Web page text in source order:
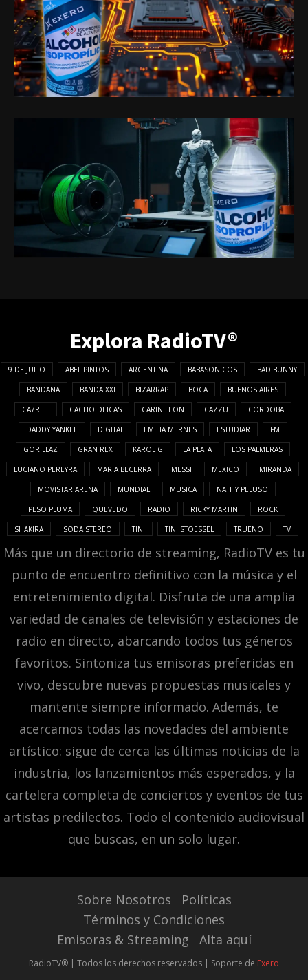
Explora RadioTV®
9 DE JULIO ABEL PINTOS ARGENTINA BABASONICOS BAD BUNNY
BANDANA BANDA XXI BIZARRAP BOCA BUENOS AIRES
CA7RIEL CACHO DEICAS CARIN LEON CAZZU CORDOBA
DADDY YANKEE DIGITAL EMILIA MERNES ESTUDIAR FM
GORILLAZ GRAN REX KAROL G LA PLATA LOS PALMERAS
LUCIANO PEREYRA MARIA BECERRA MESSI MEXICO MIRANDA
MOVISTAR ARENA MUNDIAL MUSICA NATHY PELUSO
PESO PLUMA QUEVEDO RADIO RICKY MARTIN ROCK
SHAKIRA SODA STEREO TINI TINI STOESSEL TRUENO TV
Más que un directorio de streaming, RadioTV es tu
punto de encuentro definitivo con la música y el
entretenimiento digital. Disfruta de una amplia
variedad de canales de televisión y estaciones de
radio en directo, abarcando todos tus géneros
favoritos. Sintoniza tus emisoras preferidas en
vivo, descubre nuevas propuestas musicales y
mantente siempre informado. Además, te
acercamos todas las novedades del ambiente
artístico: sigue de cerca las últimas noticias de la
industria, los lanzamientos más esperados, y la
cartelera completa de conciertos y eventos de tus
artistas predilectos. Todo el contenido audiovisual
que buscas, en un solo lugar.
Sobre Nosotros
Políticas
Términos y Condiciones
Emisoras & Streaming
Alta aquí
RadioTV® | Todos los derechos reservados | Soporte de Exero